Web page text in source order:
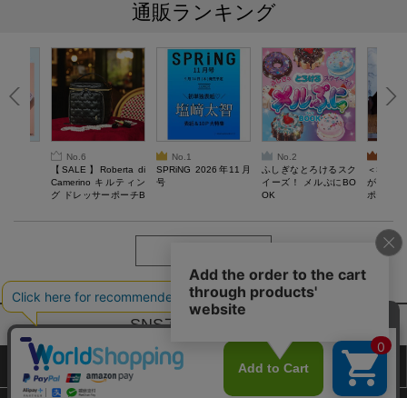
通販ランキング
No.6
【SALE】Roberta di
Camerino キルティン
グ ドレッサーポーチB
No.1
SPRiNG 2026年11月
号
No.2
ふしぎなとろけるスク
イーズ！ メルぷにBO
OK
＜SALE
がある
ポーチ
SNSアカウントー覧
サイトマップ 公式通販ご利用ガイド